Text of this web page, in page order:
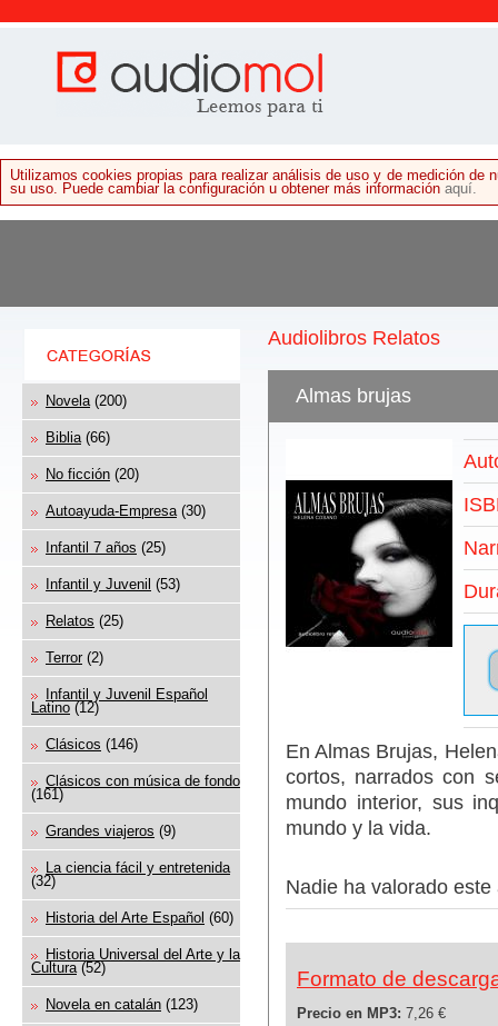
Utilizamos cookies propias para realizar análisis de uso y de medición de
su uso. Puede cambiar la configuración u obtener más información aquí.
Novela (200)
Biblia (66)
No ficción (20)
Autoayuda-Empresa (30)
Infantil 7 años (25)
Infantil y Juvenil (53)
Relatos (25)
Terror (2)
Infantil y Juvenil Español
Latino(12)
Clásicos (146)
Clásicos con música de fondo
(161)
Grandes viajeros (9)
La ciencia fácil y entretenida
(32)
Historia del Arte Español (60)
Historia Universal del Arte y la
Cultura(52)
Novela en catalán (123)
Audiolibros Relatos
Almas brujas
En Almas Brujas,
cortos, narrados con
mundo interior, sus
mundo y la vida.
Nadie ha valorado
Formato de
Precio en MP3: 7,26 €